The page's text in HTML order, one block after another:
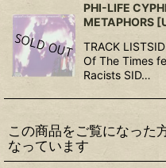
PHI-LIFE
METAPHORS [
TRACK
Of The Times
Racists SID…
この商品をご覧になった
なっています